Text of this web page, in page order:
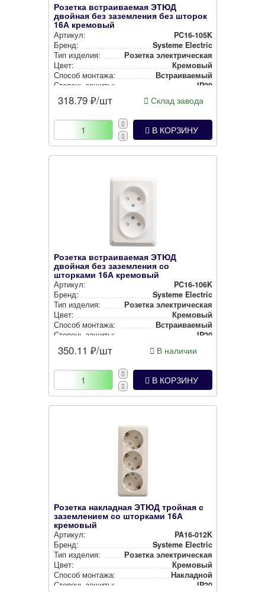
Розетка встраиваемая ЭТЮД
двойная без заземления без шторок
16А кремовый
Артикул:
PC16-105K
Бренд:
Systeme Electric
Тип изделия:
Розетка элек­три­чес­кая
Цвет:
Кремовый
Способ монтажа:
Встра­ива­емый
Степень защиты:
IP20
318.79 ₽/шт Склад завода
В КОРЗИНУ
Розетка встраиваемая ЭТЮД
двойная без заземления со
шторками 16А кремовый
Артикул:
PC16-106K
Бренд:
Systeme Electric
Тип изделия:
Розетка элек­три­чес­кая
Цвет:
Кремовый
Способ монтажа:
Встра­ива­емый
Степень защиты:
IP20
350.11 ₽/шт В наличии
В КОРЗИНУ
Розетка накладная ЭТЮД тройная с
заземлением со шторками 16А
кремовый
Артикул:
PA16-012K
Бренд:
Systeme Electric
Тип изделия:
Розетка элек­три­чес­кая
Цвет:
Кремовый
Способ монтажа:
Накладной
Степень защиты:
IP20